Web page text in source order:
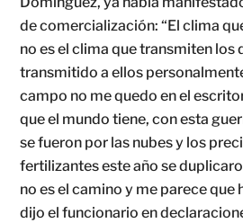
de comercialización: “El clima
no es el clima que transmiten los
transmitido a ellos
campo no me quedo en el
que el mundo tiene, con esta
se fueron por las nubes y los
fertilizantes este año se
no es el camino y me parece que
dijo el funcionario en